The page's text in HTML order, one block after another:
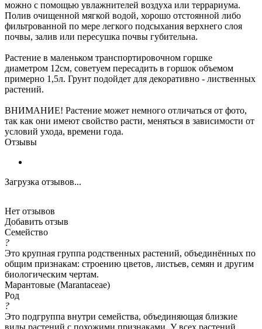
можно с помощью увлажнителей воздуха или террариума.
Полив очищенной мягкой водой, хорошо отстоянной либо
фильтрованной по мере легкого подсыхания верхнего слоя
почвы, залив или пересушка почвы губительна.
Растение в маленьком транспортировочном горшке
диаметром 12см, советуем пересадить в горшок объемом
примерно 1,5л. Грунт подойдет для декоративно - лиственных
растений.
ВНИМАНИЕ! Растение может немного отличаться от фото,
так как они имеют свойство расти, меняться в зависимости от
условий ухода, времени года.
Отзывы
Загрузка отзывов...
Нет отзывов
Добавить отзыв
Семейство
?
Это крупная группа родственных растений, объединённых по
общим признакам: строению цветов, листьев, семян и другим
биологическим чертам.
Марантовые (Marantaceae)
Род
?
Это подгруппа внутри семейства, объединяющая близкие
виды растений с похожими признаками. У всех растений